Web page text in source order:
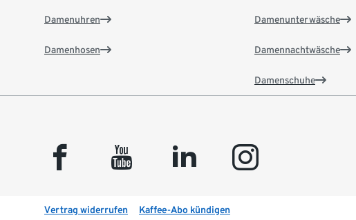
Damenuhren
Damenhosen
Damenunterwäsche
Damennachtwäsche
Damenschuhe
facebook youtube linkedin instagram
Vertrag widerrufen Kaffee-Abo kündigen